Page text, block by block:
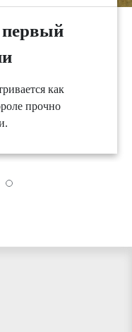
как
прочно